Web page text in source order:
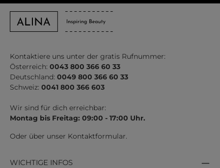
Kontaktiere uns unter der gratis Rufnummer:
Österreich: 0043 800 366 60 33
Deutschland: 0049 800 366 60 33
Schweiz: 0041 800 366 603
Wir sind für dich erreichbar:
Montag bis Freitag: 09:00 - 17:00 Uhr.
Oder über unser Kontaktformular.
WICHTIGE INFOS